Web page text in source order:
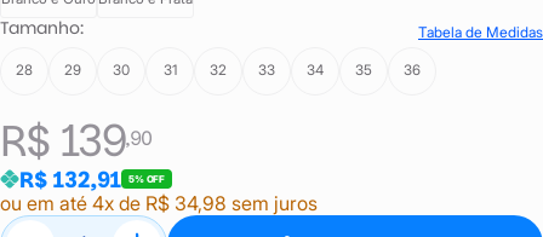
R$ 139,90
R$ 132,91 5% OFF
ou em até 4x de R$ 34,98 sem juros
Tamanho: Tabela de Medidas
28 29 30 31 32 33 34 35 36